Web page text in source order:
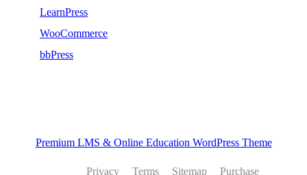
LearnPress
WooCommerce
bbPress
Premium LMS & Online Education WordPress Theme
Privacy
Terms Sitemap Purchase